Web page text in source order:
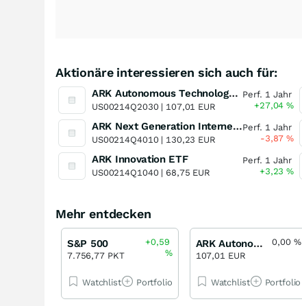
Aktionäre interessieren sich auch für:
ARK Autonomous Technology & Robotics ETF
US00214Q2030 | 107,01 EUR
Perf. 1 Jahr
+27,04%
ARK Next Generation Internet ETF
US00214Q4010 | 130,23 EUR
Perf. 1 Jahr
-3,87%
ARK Innovation ETF
US00214Q1040 | 68,75 EUR
Perf. 1 Jahr
+3,23%
Mehr entdecken
S&P 500
7.756,77 PKT
+0,59
%
Watchlist Portfolio
ARK Autonomous Technology & Robotics ETF
107,01 EUR
0,00 %
Watchlist Portfolio